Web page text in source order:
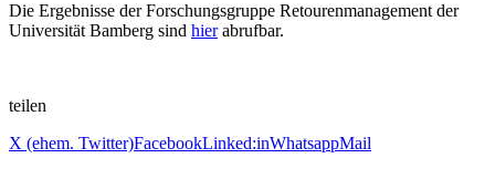
Die Ergebnisse der Forschungsgruppe Retourenmanagement der
Universität Bamberg sind hierabrufbar.
teilen
X (ehem. Twitter)FacebookLinked:inWhatsappMail